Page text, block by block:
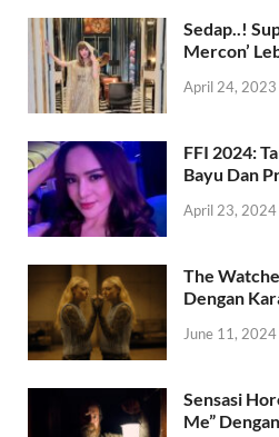
Sedap..!
Mercon’
April 24, 2023
FFI 2024:
Bayu Dan
April 23, 2024
The
Dengan
June 11, 2024
Sensasi
Me”